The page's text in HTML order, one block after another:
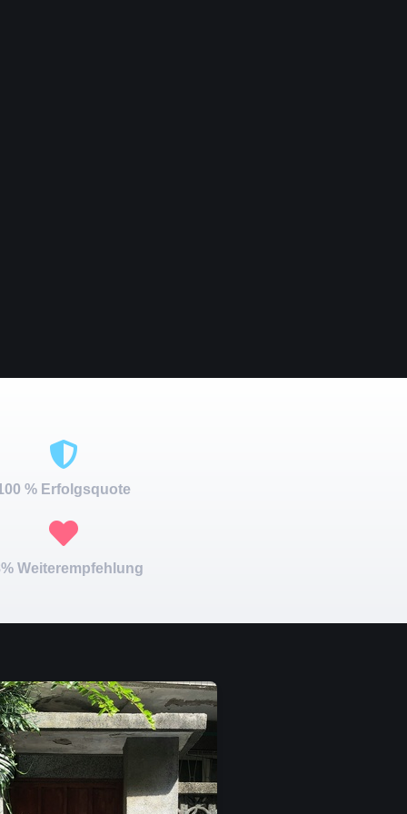
% Erfolgsquote
Weiterempfehlung